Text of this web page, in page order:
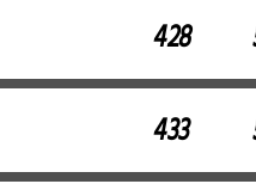
428
433